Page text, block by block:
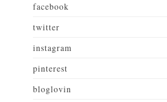
facebook
twitter
instagram
pinterest
bloglovin